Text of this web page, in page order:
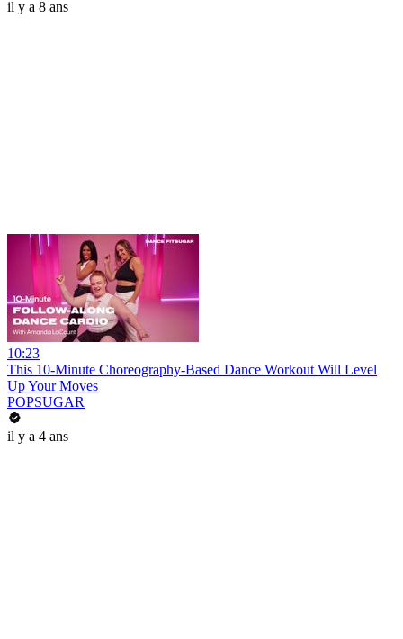
il y a 8 ans
10:23
This 10-Minute Choreography-Based Dance Workout Will Level
Up Your Moves
POPSUGAR
il y a 4 ans